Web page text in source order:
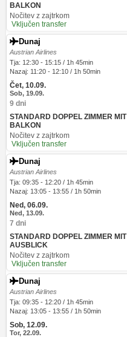
BALKON
Nočitev z zajtrkom
Vključen transfer
Dunaj
Austrian Airlines
Tja: 12:30 - 15:15 / 1h 45min
Nazaj: 11:20 - 12:10 / 1h 50min
Čet, 10.09.
Sob, 19.09.
9 dni
STANDARD DOPPEL ZIMMER MIT
BALKON
Nočitev z zajtrkom
Vključen transfer
Dunaj
Austrian Airlines
Tja: 09:35 - 12:20 / 1h 45min
Nazaj: 13:05 - 13:55 / 1h 50min
Ned, 06.09.
Ned, 13.09.
7 dni
STANDARD DOPPEL ZIMMER MIT
AUSBLICK
Nočitev z zajtrkom
Vključen transfer
Dunaj
Austrian Airlines
Tja: 09:35 - 12:20 / 1h 45min
Nazaj: 13:05 - 13:55 / 1h 50min
Sob, 12.09.
Tor, 22.09.